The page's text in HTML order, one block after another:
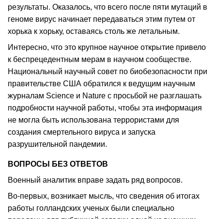
результаты. Оказалось, что всего после пяти мутаций в
геноме вирус начинает передаваться этим путем от
хорька к хорьку, оставаясь столь же летальным.
Интересно, что это крупное научное открытие привело
к беспрецедентным мерам в научном сообществе.
Национальный научный совет по биобезопасности при
правительстве США обратился к ведущим научным
журналам Science и Nature с просьбой не разглашать
подробности научной работы, чтобы эта информация
не могла быть использована террористами для
создания смертельного вируса и запуска
разрушительной пандемии.
ВОПРОСЫ БЕЗ ОТВЕТОВ
Военный аналитик вправе задать ряд вопросов.
Во-первых, возникает мысль, что сведения об итогах
работы голландских ученых были специально